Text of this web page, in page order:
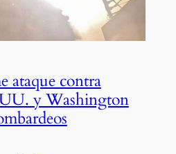
ataque contra
y Washington